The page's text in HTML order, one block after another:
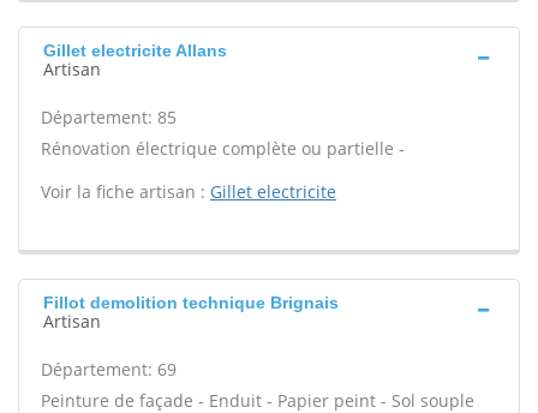
Gillet electricite Allans
Artisan
Département: 85
Rénovation électrique complète ou partielle -
Voir la fiche artisan : Gillet electricite
Fillot demolition technique Brignais
Artisan
Département: 69
Peinture de façade - Enduit - Papier peint - Sol souple